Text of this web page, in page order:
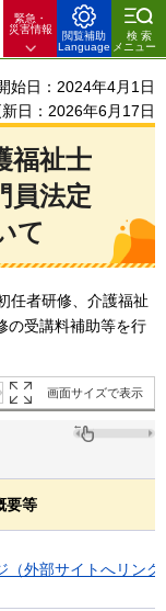
緊急・
災害情報
閲覧補助
Language
検索
メニュー
始日：2024年4月1日
日：2026年6月17日
福祉士
員法定
て
任者研修、介護福祉
の受講料補助等を行
画面サイズで表示
要等
（外部サイトへリンク